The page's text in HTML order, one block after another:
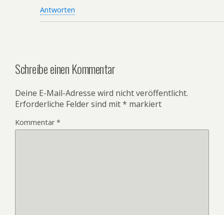
Antworten
Schreibe einen Kommentar
Deine E-Mail-Adresse wird nicht veröffentlicht.
Erforderliche Felder sind mit* markiert
Kommentar*